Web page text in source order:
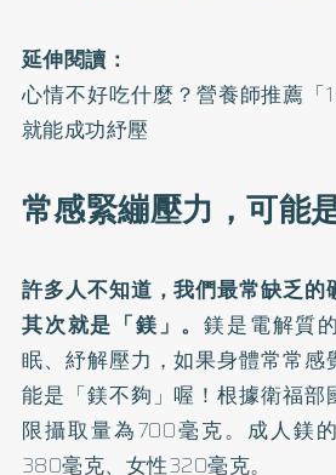
延伸閱讀：
心情不好吃什麼？營養師推薦「
就能成功紓壓
常感緊繃壓力，可能
許多人不知道，我們最常缺乏的
其次就是「鎂」。鎂是電解質
眠、紓解壓力，如果身體常常
能是「鎂不夠」喔！根據衛福
限攝取量為700毫克。成人鎂
380毫克、女性320毫克。